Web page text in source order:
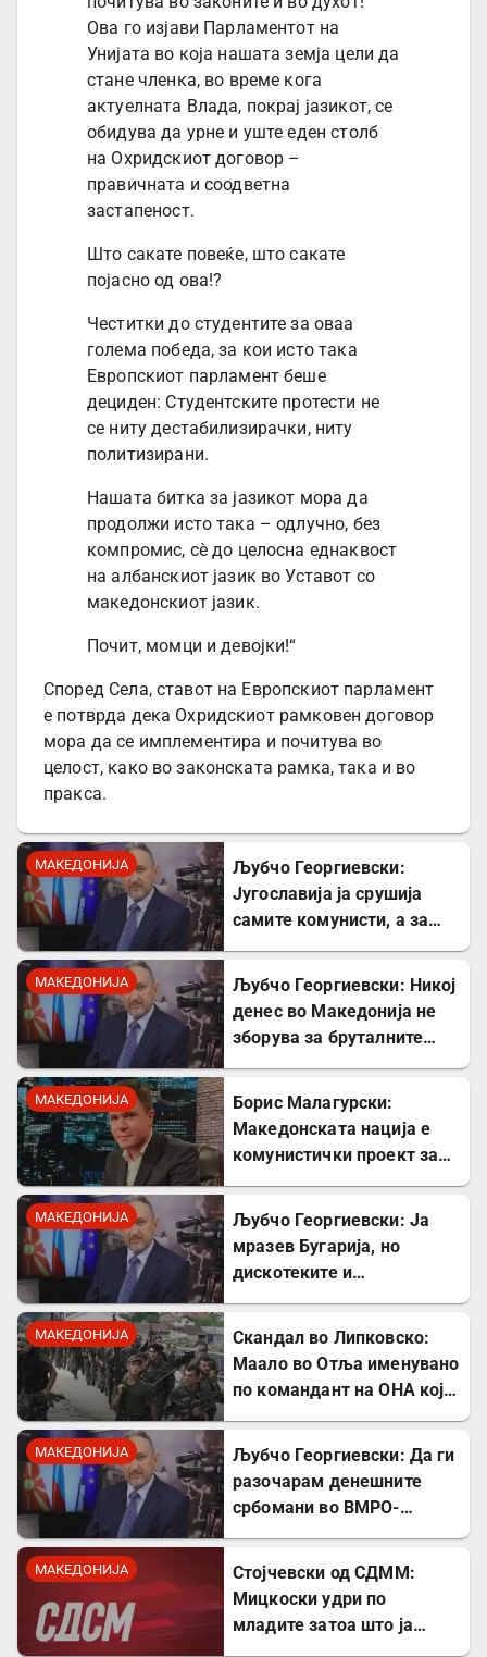
Ова го изјави Парламентот на
Унијата во која нашата земја цели да
стане членка, во време кога
актуелната Влада, покрај јазикот, се
обидува да урне и уште еден столб
на Охридскиот договор –
правичната и соодветна
застапеност.
Што сакате повеќе, што сакате
појасно од ова!?
Честитки до студентите за оваа
голема победа, за кои исто така
Европскиот парламент беше
дециден: Студентските протести не
се ниту дестабилизирачки, ниту
политизирани.
Нашата битка за јазикот мора да
продолжи исто така – одлучно, без
компромис, сѐ до целосна еднаквост
на албанскиот јазик во Уставот со
македонскиот јазик.
Почит, момци и девојки!“
Според Села, ставот на Европскиот парламент
е потврда дека Охридскиот рамковен договор
мора да се имплементира и почитува во
целост, како во законската рамка, така и во
пракса.
МАКЕДОНИЈА
Љубчо Георгиевски:
Југославија ја срушија
самите комунисти, а за
МАКЕДОНИЈА
Љубчо Георгиевски: Никој
денес во Македонија не
зборува за бруталните
МАКЕДОНИЈА
Борис Малагурски:
Македонската нација е
комунистички проект за
МАКЕДОНИЈА
Љубчо Георгиевски: Ја
мразев Бугарија, но
дискотеките и
сликата
МАКЕДОНИЈА
Скандал во Липковско:
Маало во Отља именувано
по командант на ОНА кој
МАКЕДОНИЈА
Љубчо Георгиевски: Да ги
разочарам денешните
србомани во ВМРО-
против Србославија
МАКЕДОНИЈА
Стојчевски од СДММ:
Мицкоски удри по
младите затоа што ја